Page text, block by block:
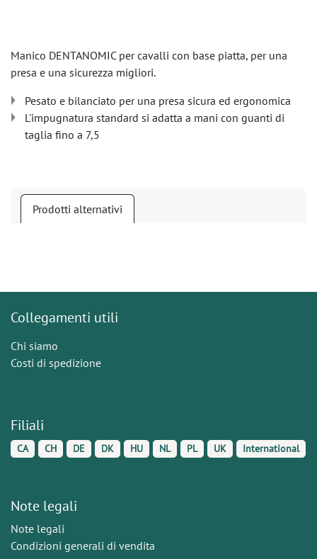
Manico DENTANOMIC per cavalli con base piatta, per una
presa e una sicurezza migliori.
Pesato e bilanciato per una presa sicura ed ergonomica
L'impugnatura standard si adatta a mani con guanti di
taglia fino a 7,5
Prodotti alternativi
Collegamenti utili
Chi siamo
Costi di spedizione
Filiali
CA CH DE DK HU NL PL UK International
Note legali
Note legali
Condizioni generali di vendita